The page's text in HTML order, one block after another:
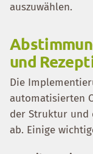
auszuwählen.
und
Die
automatisierten
der Struktur und
ab. Einige